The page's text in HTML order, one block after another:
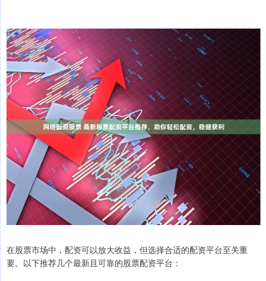
在股票市场中，配资可以放大收益，但选择合适的配资平台至关重
要。以下推荐几个最新且可靠的股票配资平台：